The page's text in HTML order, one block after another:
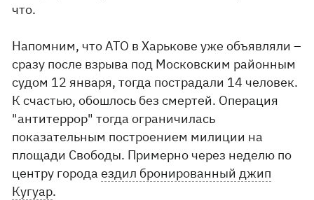
что.
Напомним, что АТО в Харькове уже объявляли –
сразу после взрыва под Московским районным
судом 12 января, тогда пострадали 14 человек.
К счастью, обошлось без смертей. Операция
"антитеррор" тогда ограничилась
показательным построением милиции на
площади Свободы. Примерно через неделю по
центру городаездил бронированный джип
Кугуар.